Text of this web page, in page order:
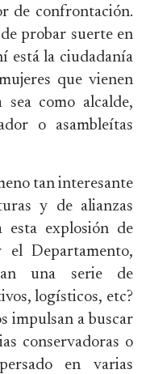
de confrontación.
probar suerte en
está la ciudadanía
que vienen
como alcalde,
o asambleítas
tan interesante
y de alianzas
esta explosión de
Departamento,
una serie de
logísticos, etc?
impulsan a buscar
conservadoras o
en varias